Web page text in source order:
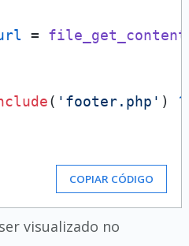
=
( 'footer.php' )
COPIAR CÓDIGO
visualizado no